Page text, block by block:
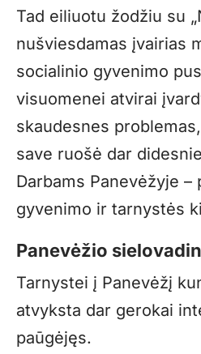
Tad eiliuotu žodžiu su
nušviesdamas įvairias
socialinio gyvenimo
visuomenei atvirai
skaudesnes
save ruošė dar
Darbams Panevėžyje –
gyvenimo ir tarnystės
Panevėžio
Tarnystei į Panevėžį
atvyksta dar gerokai
paūgėjęs.